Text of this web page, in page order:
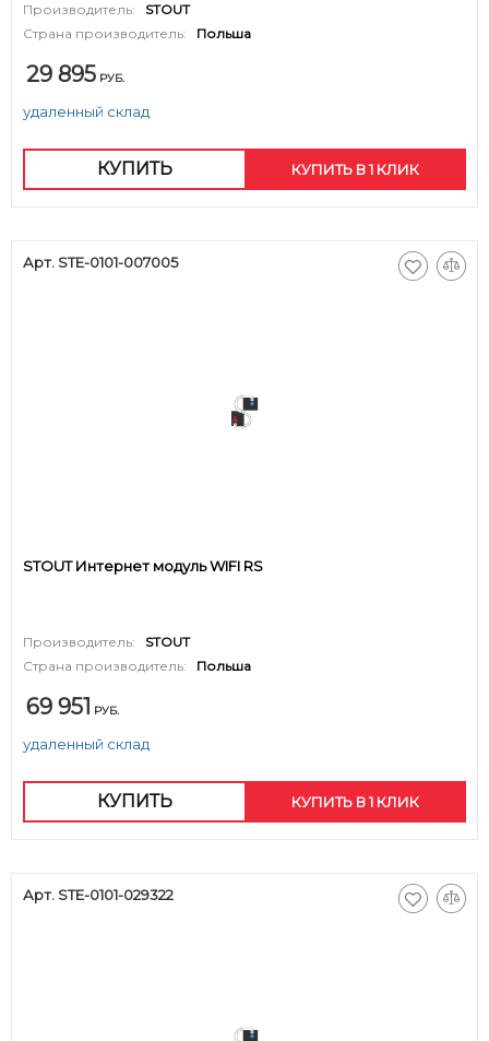
Производитель:
STOUT
Страна производитель:
Польша
29 895 РУБ.
удаленный склад
КУПИТЬ КУПИТЬ В 1 КЛИК
Арт. STE-0101-007005
STOUT Интернет модуль WIFI RS
Производитель:
STOUT
Страна производитель:
Польша
69 951 РУБ.
удаленный склад
КУПИТЬ КУПИТЬ В 1 КЛИК
Арт. STE-0101-029322